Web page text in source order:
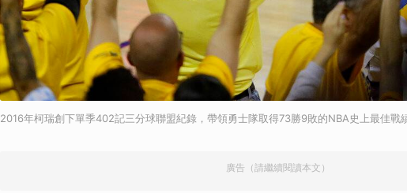
2016年柯瑞創下單季402記三分球聯盟紀錄，帶領勇士隊取得73勝9敗的NBA史上最佳戰
廣告（請繼續閱讀本文）